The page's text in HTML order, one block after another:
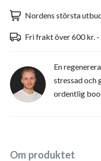
Nordens största
Fri frakt över 600 kr. -
En
stressad och
ordentlig
Om produktet